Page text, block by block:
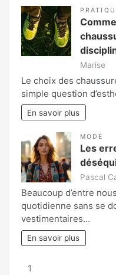
Marise
Le choix des
simple question
En savoir plus
MODE
Les
Pascal
Beaucoup d’entre
quotidienne sans se
vestimentaires…
En savoir plus
Page:
1